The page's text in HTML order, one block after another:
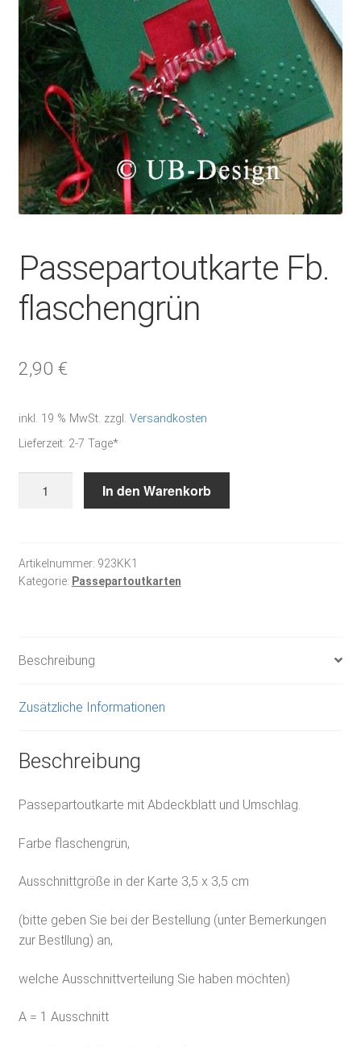
Passepartoutkarte Fb.
flaschengrün
2,90 €
inkl. 19 % MwSt. zzgl. Versandkosten
Lieferzeit: 2-7 Tage*
In den Warenkorb
Artikelnummer: 923KK1
Kategorie: Passepartoutkarten
Beschreibung
Zusätzliche Informationen
Beschreibung
Passepartoutkarte mit Abdeckblatt und Umschlag.
Farbe flaschengrün,
Ausschnittgröße in der Karte 3,5 x 3,5 cm
(bitte geben Sie bei der Bestellung (unter Bemerkungen
zur Bestllung) an,
welche Ausschnittverteilung Sie haben möchten)
A = 1 Ausschnitt